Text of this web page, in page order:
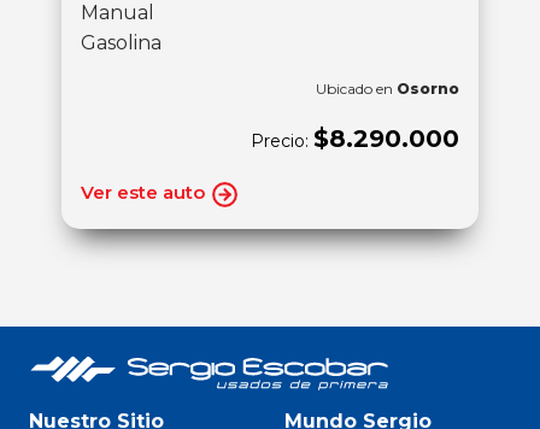
Manual
Gasolina
Ubicado en Osorno
Precio: $8.290.000
Ver este auto
Nuestro Sitio Mundo Sergio